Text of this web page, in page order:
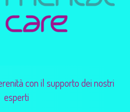
con il supporto dei nostri
esperti